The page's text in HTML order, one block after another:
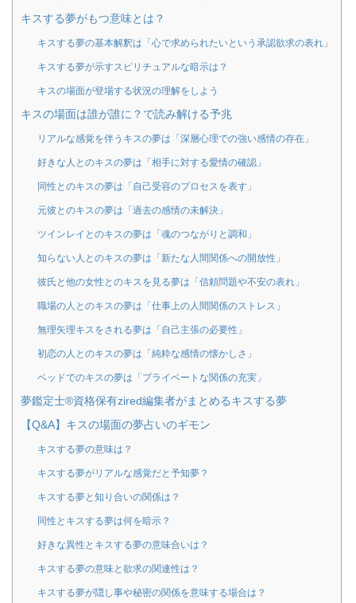
キスする夢がもつ意味とは？
キスする夢の基本解釈は「心で求められたいという承認欲求の表れ」
キスする夢が示すスピリチュアルな暗示は？
キスの場面が登場する状況の理解をしよう
キスの場面は誰が誰に？で読み解ける予兆
リアルな感覚を伴うキスの夢は「深層心理での強い感情の存在」
好きな人とのキスの夢は「相手に対する愛情の確認」
同性とのキスの夢は「自己受容のプロセスを表す」
元彼とのキスの夢は「過去の感情の未解決」
ツインレイとのキスの夢は「魂のつながりと調和」
知らない人とのキスの夢は「新たな人間関係への開放性」
彼氏と他の女性とのキスを見る夢は「信頼問題や不安の表れ」
職場の人とのキスの夢は「仕事上の人間関係のストレス」
無理矢理キスをされる夢は「自己主張の必要性」
初恋の人とのキスの夢は「純粋な感情の懐かしさ」
ベッドでのキスの夢は「プライベートな関係の充実」
夢鑑定士®資格保有zired編集者がまとめるキスする夢
【Q&A】キスの場面の夢占いのギモン
キスする夢の意味は？
キスする夢がリアルな感覚だと予知夢？
キスする夢と知り合いの関係は？
同性とキスする夢は何を暗示？
好きな異性とキスする夢の意味合いは？
キスする夢の意味と欲求の関連性は？
キスする夢が隠し事や秘密の関係を意味する場合は？